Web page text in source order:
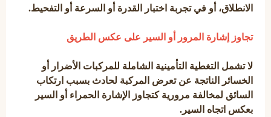
الانطلاق، أو في تجربة اختبار القدرة أو السرعة أو التفحيط.
تجاوز إشارة المرور أو السير على عكس الطريق
لا تشمل التغطية التأمينية الشاملة للمركبات الأضرار أو
الخسائر الناتجة عن تعرض المركبة لحادث بسبب ارتكاب
السائق لمخالفة مرورية كتجاوز الإشارة الحمراء أو السير
بعكس اتجاه السير.